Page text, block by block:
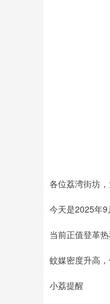
各位荔湾街坊，
今天是2025年
当前正值登革
蚊媒密度升高
小荔提醒